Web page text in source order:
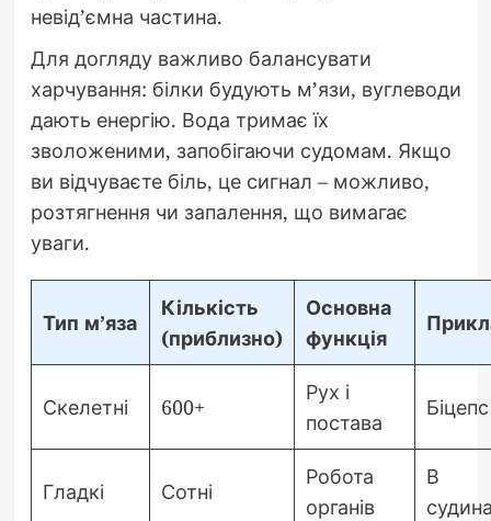
невід’ємна частина.
Для догляду важливо балансувати
харчування: білки будують м’язи, вуглеводи
дають енергію. Вода тримає їх
зволоженими, запобігаючи судомам. Якщо
ви відчуваєте біль, це сигнал – можливо,
розтягнення чи запалення, що вимагає
уваги.
Тип м’яза
Кількість
(приблизно)
Основна
функція
Скелетні 600+
Рух і
постава
Біцепс
Гладкі Сотні
Робота
органів
В